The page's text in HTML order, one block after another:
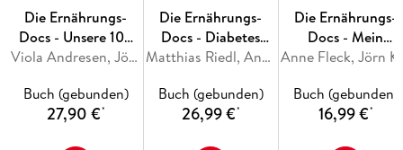
Gesunder Genuss:
über 60 clevere Rezeptideenvon
Frühstück bis Desserts
Die Ernährungs-
Docs - Unsere 100
besten
Rezepte
Viola Andresen, Jörn Klasen, Matthias Riedl, Silja Schäfer
Buch (gebunden)
27,90 €*
Die Ernährungs-
Docs - Diabetes
heilen
Matthias Riedl, Anne Fleck, Jörn Klasen
Buch (gebunden)
26,99 €*
Die Ernährungs-
Docs - Mein
Buch (gebunden)
16,99 €*